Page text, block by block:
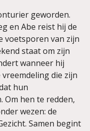
geworden.
en Abe reist hij de
voetsporen van zijn
staat om zijn
wanneer hij
die zijn
hun
hen te redden,
wezen: de
Samen begint